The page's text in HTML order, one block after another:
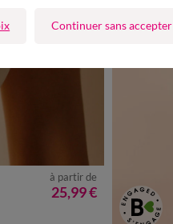
à partir de
25,99 €
Continuer sans accepter